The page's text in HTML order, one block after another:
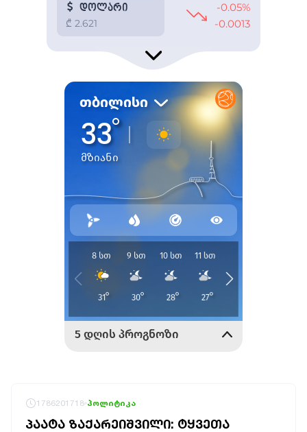
1786201718 პოლიტიკა
ᲞᲐᲐᲢᲐ ᲖᲐᲥᲐᲠᲔᲘᲨᲕᲘᲚᲘ: ᲢᲧᲕᲔᲗᲐ